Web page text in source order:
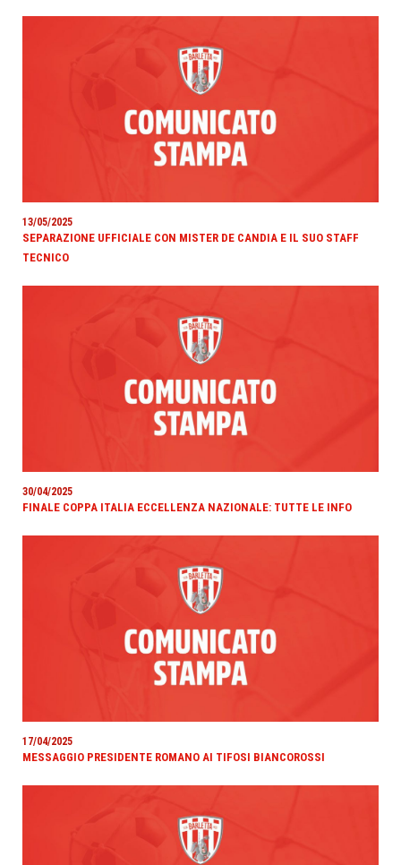
13/05/2025
SEPARAZIONE UFFICIALE CON MISTER DE CANDIA E IL SUO STAFF
TECNICO
30/04/2025
FINALE COPPA ITALIA ECCELLENZA NAZIONALE: TUTTE LE INFO
17/04/2025
MESSAGGIO PRESIDENTE ROMANO AI TIFOSI BIANCOROSSI